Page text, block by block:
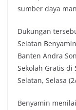
sumber daya
Dukungan
Selatan
Banten Andra
Sekolah Gratis di
Selatan, Selasa
Benyamin